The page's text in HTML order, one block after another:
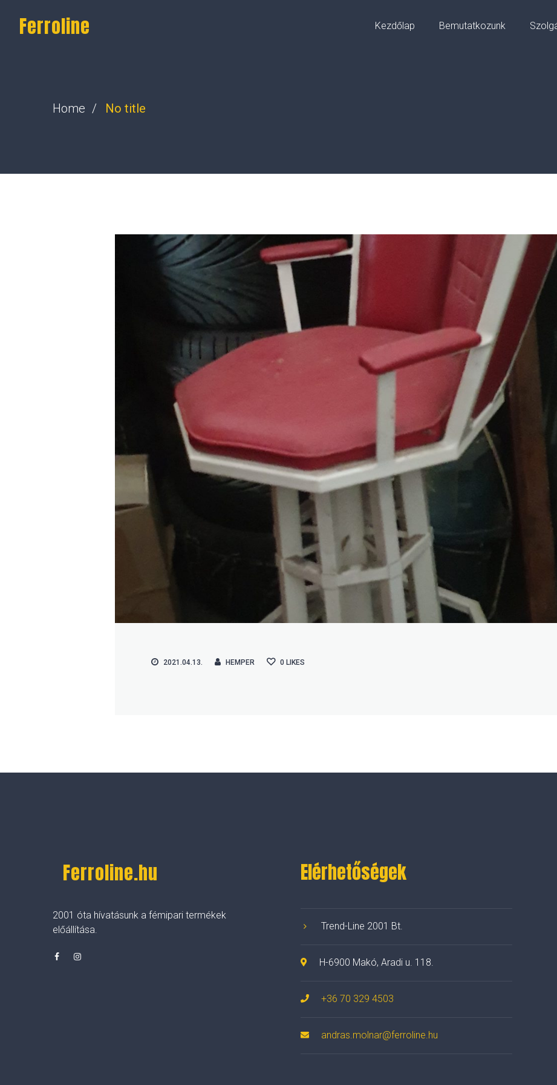
Ferroline Kezdőlap Bemutatkozunk
Home No title
2021.04.13. HEMPER 0 LIKES
Ferroline.hu
2001 óta hívatásunk a fémipari termékek
előállítása.
Elérhetőségek
Trend-Line 2001 Bt.
H-6900 Makó, Aradi u. 118.
+36 70 329 4503
andras.molnar@ferroline.hu